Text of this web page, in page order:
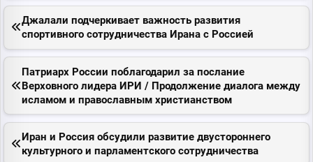
Джалали подчеркивает важность развития
спортивного сотрудничества Ирана с Pоссией
Патриарх Pоссии поблагодарил за послание
Верховного лидера ИPИ / Продолжение диалога между
исламом и православным христианством
Иран и Pоссия обсудили развитие двустороннего
культурного и парламентского сотрудничества